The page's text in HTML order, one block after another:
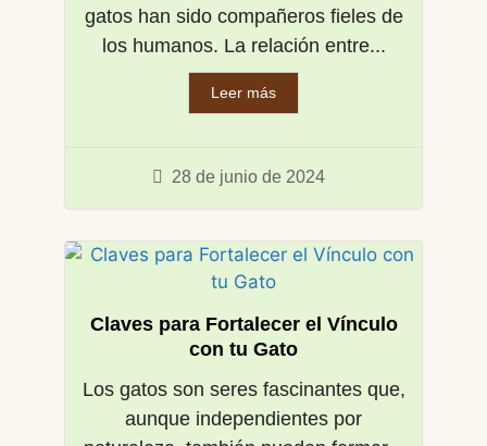
28 de junio de 2024
gatos han sido compañeros fieles de
los humanos. La relación entre...
Leer más
Claves para Fortalecer el Vínculo
con tu Gato
Los gatos son seres fascinantes que,
aunque independientes por